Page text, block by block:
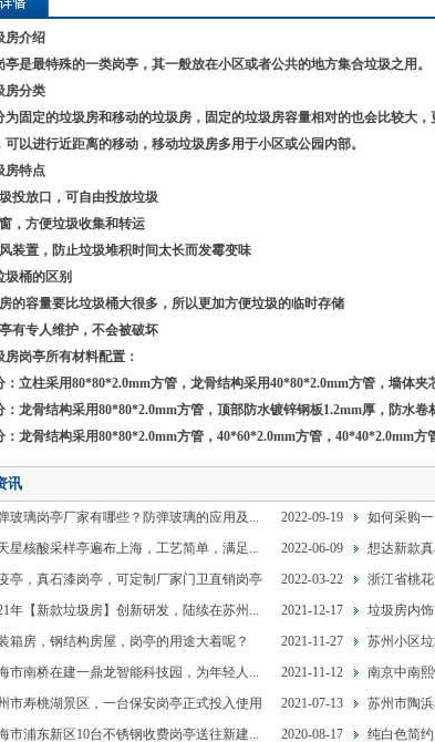
房介绍
亭是最特殊的一类岗亭，其一般放在小区或者公共的地方集合垃圾之用。
房分类
为固定的垃圾房和移动的垃圾房，固定的垃圾房容量相对的也会比较大
可以进行近距离的移动，移动垃圾房多用于小区或公园内部。
房特点
投放口，可自由投放垃圾
，方便垃圾收集和转运
装置，防止垃圾堆积时间太长而发霉变味
圾桶的区别
的容量要比垃圾桶大很多，所以更加方便垃圾的临时存储
有专人维护，不会被破坏
房岗亭所有材料配置：
：立柱采用80*80*2.0mm方管，龙骨结构采用40*80*2.0mm方管，墙体夹
：龙骨结构采用80*80*2.0mm方管，顶部防水镀锌钢板1.2mm厚，防水卷
：龙骨结构采用80*80*2.0mm方管，40*60*2.0mm方管，40*40*2.0mm方
讯
2022-09-19
玻璃岗亭厂家有哪些？防弹玻璃的应用及...
如何采购
2022-06-09
星核酸采样亭遍布上海，工艺简单，满足...
想达新款
2022-03-22
亭，真石漆岗亭，可定制厂家门卫直销岗亭
浙江省桃
2021-12-17
年【新款垃圾房】创新研发，陆续在苏州...
垃圾房内
2021-11-27
箱房，钢结构房屋，岗亭的用途大着呢？
苏州小区
2021-11-12
市南桥在建一鼎龙智能科技园，为年轻人...
南京中南
2021-07-13
市寿桃湖景区，一台保安岗亭正式投入使用
苏州市陶
2020-08-17
市浦东新区10台不锈钢收费岗亭送往新建... 纯白色简